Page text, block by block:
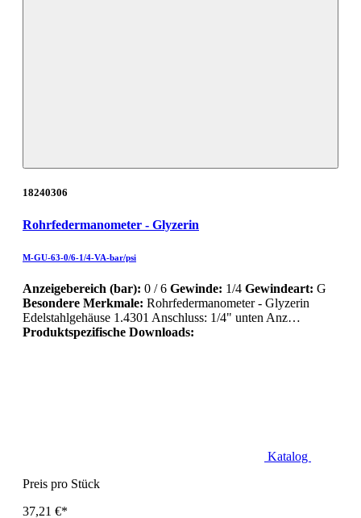
18240306
Rohrfedermanometer - Glyzerin
M-GU-63-0/6-1/4-VA-bar/psi
Anzeigebereich (bar): 0 / 6 Gewinde: 1/4 Gewindeart: G
Besondere Merkmale: Rohrfedermanometer - Glyzerin
Edelstahlgehäuse 1.4301 Anschluss: 1/4" unten Anz…
Produktspezifische Downloads:
Katalog
Preis pro Stück
37,21 €*